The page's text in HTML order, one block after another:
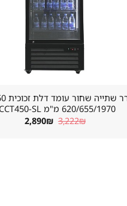
620/655/1970 מ"מ SCCT450-SL
3,222₪ המחיר
המקורי
2,890₪ המחיר